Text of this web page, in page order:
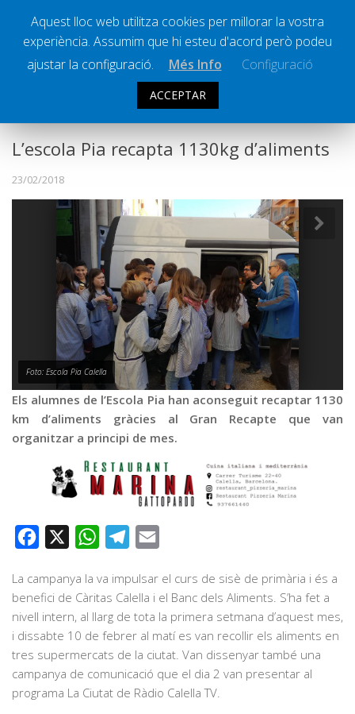
Successos
La Banqueta
Transmissions Esportives
Pòdcasts
Graella
Publicitat
Contacte
Ràdio Calella Televisió
L’escola Pia recapta 1130kg d’aliments
23/02/2018
Foto: Escola Pia Calella
Els alumnes de l’Escola Pia han aconseguit recaptar 1130
km d’aliments gràcies al Gran Recapte que van
organitzar a principi de mes.
Facebook WhatsAppTelegram
La campanya la va impulsar el curs de sisè de primària i és a
benefici de Càritas Calella i el Banc dels Aliments. S’ha fet a
nivell intern, al llarg de tota la primera setmana d’aquest mes,
i dissabte 10 de febrer al matí es van recollir els aliments en
tres supermercats de la ciutat. Van dissenyar també una
campanya de comunicació que el dia 2 van presentar al
programa La Ciutat de Ràdio Calella TV.
Aquest lloc web utilitza cookies per millorar la vostra
experiència. Assumim que hi esteu d'acord però podeu
ajustar la configuració.
Més Info Configuració
ACCEPTAR